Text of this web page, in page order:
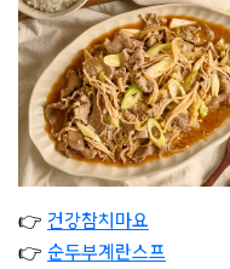
👉 건강참치마요
👉 순두부계란스프